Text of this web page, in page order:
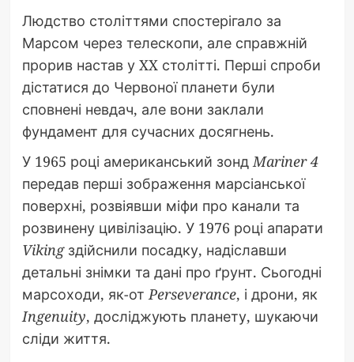
Людство століттями спостерігало за
Марсом через телескопи, але справжній
прорив настав у XX столітті. Перші спроби
дістатися до Червоної планети були
сповнені невдач, але вони заклали
фундамент для сучасних досягнень.
У 1965 році американський зонд Mariner 4
передав перші зображення марсіанської
поверхні, розвіявши міфи про канали та
розвинену цивілізацію. У 1976 році апарати
Vikingздійснили посадку, надіславши
детальні знімки та дані про ґрунт. Сьогодні
марсоходи, як-от Perseverance, і дрони, як
Ingenuity, досліджують планету, шукаючи
сліди життя.